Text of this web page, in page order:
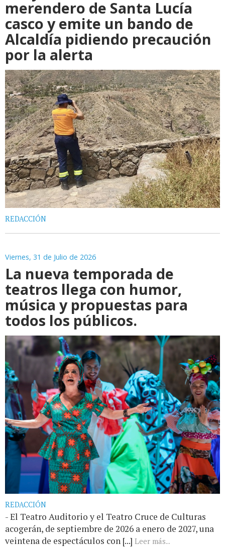
merendero de Santa Lucía
casco y emite un bando de
Alcaldía pidiendo precaución
por la alerta
REDACCIÓN
Viernes, 31 de Julio de 2026
La nueva temporada de
teatros llega con humor,
música y propuestas para
todos los públicos.
REDACCIÓN
- El Teatro Auditorio y el Teatro Cruce de Culturas
acogerán, de septiembre de 2026 a enero de 2027, una
veintena de espectáculos con [...] Leer más...